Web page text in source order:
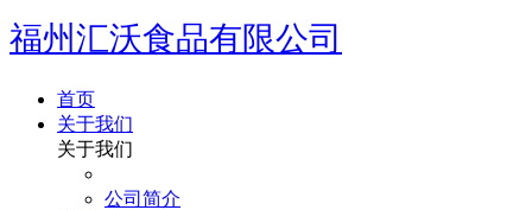
福州汇沃食品有限公司
首页
关于我们
关于我们
公司简介